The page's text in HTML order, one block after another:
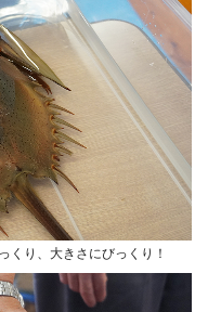
くり、大きさにびっくり！